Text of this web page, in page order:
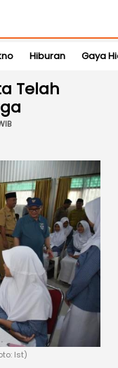
Hiburan Gaya
Telah
Ist)